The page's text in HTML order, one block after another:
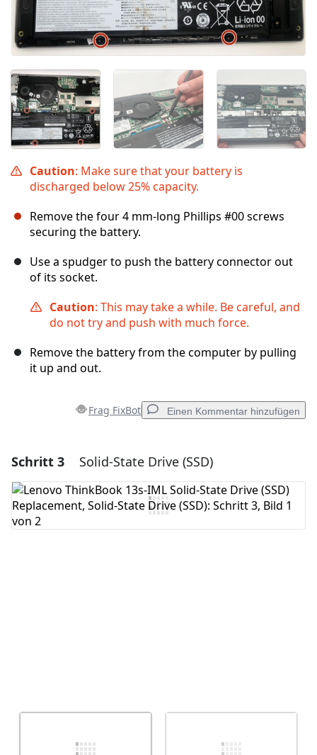
Caution: Make sure that your battery is
discharged below 25% capacity.
Remove the four 4 mm-long Phillips #00 screws
securing the battery.
Use a spudger to push the battery connector out
of its socket.
Caution: This may take a while. Be careful, and
do not try and push with much force.
Remove the battery from the computer by pulling
it up and out.
Frag FixBot Einen Kommentar hinzufügen
Einen Kommentar hinzufügen
Kommentar hinzufügen
Schritt 3 Solid-State Drive (SSD)